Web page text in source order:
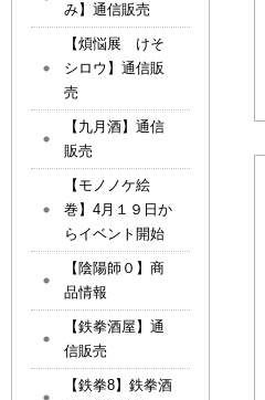
み】通信販売
【煩悩展 けそ
シロウ】通信販
売
【九月酒】通信
販売
【モノノケ絵
巻】4月１９日か
らイベント開始
【陰陽師０】商
品情報
【鉄拳酒屋】通
信販売
【鉄拳8】鉄拳酒